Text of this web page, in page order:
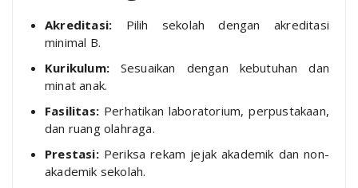
Akreditasi: Pilih sekolah dengan akreditasi
minimal B.
Kurikulum: Sesuaikan dengan kebutuhan dan
minat anak.
Fasilitas: Perhatikan laboratorium, perpustakaan,
dan ruang olahraga.
Prestasi:Periksa rekam jejak akademik dan non-
akademik sekolah.